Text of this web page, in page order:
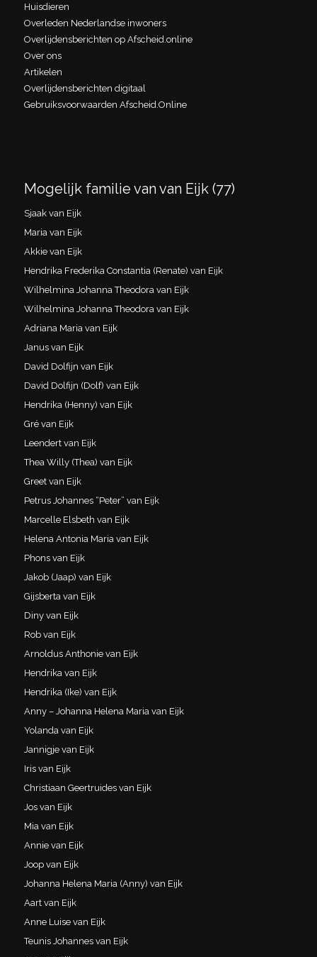
Huisdieren
Overleden Nederlandse inwoners
Overlijdensberichten op Afscheid.online
Over ons
Artikelen
Overlijdensberichten digitaal
Gebruiksvoorwaarden Afscheid.Online
Mogelijk familie van van Eijk (77)
Sjaak van Eijk
Maria van Eijk
Akkie van Eijk
Hendrika Frederika Constantia (Renate) van Eijk
Wilhelmina Johanna Theodora van Eijk
Wilhelmina Johanna Theodora van Eijk
Adriana Maria van Eijk
Janus van Eijk
David Dolfijn van Eijk
David Dolfijn (Dolf) van Eijk
Hendrika (Henny) van Eijk
Gré van Eijk
Leendert van Eijk
Thea Willy (Thea) van Eijk
Greet van Eijk
Petrus Johannes “Peter” van Eijk
Marcelle Elsbeth van Eijk
Helena Antonia Maria van Eijk
Phons van Eijk
Jakob (Jaap) van Eijk
Gijsberta van Eijk
Diny van Eijk
Rob van Eijk
Arnoldus Anthonie van Eijk
Hendrika van Eijk
Hendrika (Ike) van Eijk
Anny – Johanna Helena Maria van Eijk
Yolanda van Eijk
Jannigje van Eijk
Iris van Eijk
Christiaan Geertruides van Eijk
Jos van Eijk
Mia van Eijk
Annie van Eijk
Joop van Eijk
Johanna Helena Maria (Anny) van Eijk
Aart van Eijk
Anne Luise van Eijk
Teunis Johannes van Eijk